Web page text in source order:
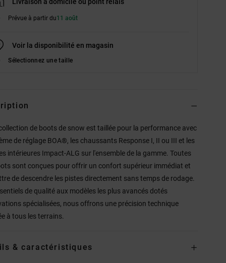
Prévue à partir du11 août
Voir la disponibilité en magasin
Sélectionnez une taille
de boots de snow est taillée pour la performance avec
de réglage BOA®, les chaussants Response I, II ou III et les
intérieures Impact-ALG sur l'ensemble de la gamme. Toutes
sont conçues pour offrir un confort supérieur immédiat et
de descendre les pistes directement sans temps de rodage.
de qualité aux modèles les plus avancés dotés
spécialisées, nous offrons une précision technique
à tous les terrains.
& caractéristiques